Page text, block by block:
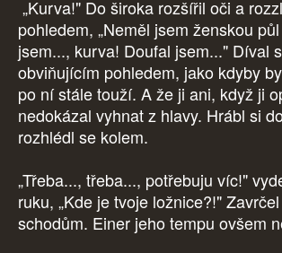
„Kurva!" Do široka rozšířil oči a
pohledem, „Neměl jsem ženskou
jsem..., kurva! Doufal jsem..." Díval
obviňujícím pohledem, jako kdyby
po ní stále touží. A že ji ani, když ji
nedokázal vyhnat z hlavy. Hrábl si
rozhlédl se kolem.
„Třeba..., třeba..., potřebuju víc!"
ruku, „Kde je tvoje ložnice?!"
schodům. Einer jeho tempu ovšem